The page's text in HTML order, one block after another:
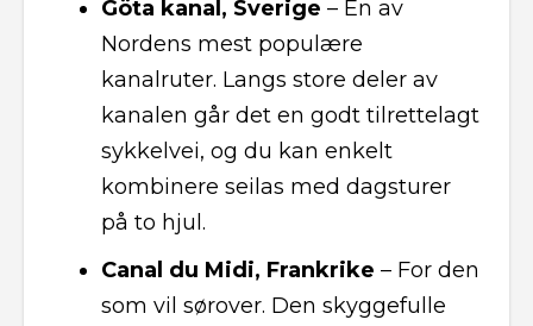
Göta kanal, Sverige – En av
Nordens mest populære
kanalruter. Langs store deler av
kanalen går det en godt tilrettelagt
sykkelvei, og du kan enkelt
kombinere seilas med dagsturer
på to hjul.
Canal du Midi, Frankrike – For den
som vil sørover. Den skyggefulle